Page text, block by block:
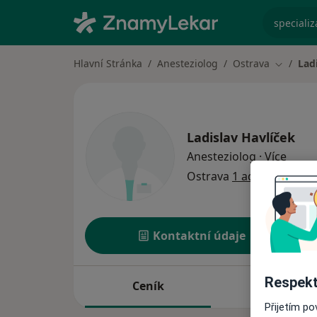
Hlavní Stránka Anesteziolog Ostrava Změna
Ladislav Havlíček
Anesteziolog · Víceo
Ostrava 1 adresa
Kontaktní údaje
Ceník Adresy
Přijetím